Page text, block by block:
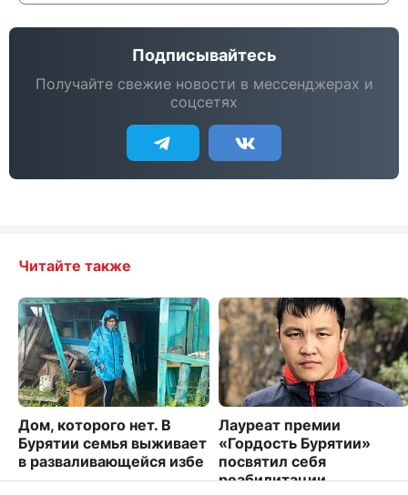
Подписывайтесь
Получайте свежие новости в мессенджерах и
соцсетях
Читайте также
Дом, которого нет. В
Бурятии семья выживает
в разваливающейся избе
Лауреат премии
«Гордость Бурятии»
посвятил себя
реабилитации